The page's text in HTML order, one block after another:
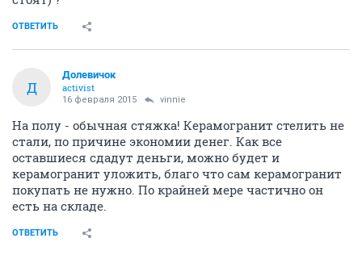
ОТВЕТИТЬ
Д
Долевичок
activist
16 февраля 2015 vinnie
На полу - обычная стяжка! Керамогранит стелить не
стали, по причине экономии денег. Как все
оставшиеся сдадут деньги, можно будет и
керамогранит уложить, благо что сам керамогранит
покупать не нужно. По крайней мере частично он
есть на складе.
ОТВЕТИТЬ